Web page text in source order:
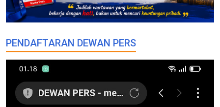
PENDAFTARAN DEWAN PERS